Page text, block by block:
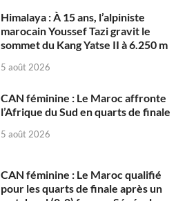
Himalaya : À 15 ans, l’alpiniste
marocain Youssef Tazi gravit le
sommet du Kang Yatse II à 6.250 m
5 août 2026
CAN féminine : Le Maroc affronte
l’Afrique du Sud en quarts de finale
5 août 2026
CAN féminine : Le Maroc qualifié
pour les quarts de finale après un